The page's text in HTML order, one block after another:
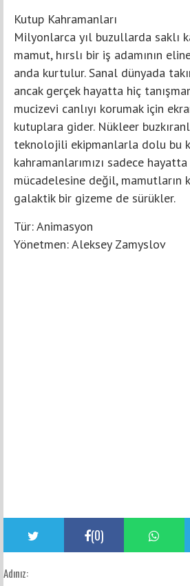
Kutup Kahramanları
Milyonlarca yıl buzullarda saklı
mamut, hırslı bir iş adamının
anda kurtulur. Sanal dünyada
ancak gerçek hayatta hiç
mucizevi canlıyı korumak için
kutuplara gider. Nükleer
teknolojili ekipmanlarla dolu bu
kahramanlarımızı sadece
mücadelesine değil, mamutların
galaktik bir gizeme de sürükler.
Tür: Animasyon
Yönetmen: Aleksey Zamyslov
(0)
Adınız: